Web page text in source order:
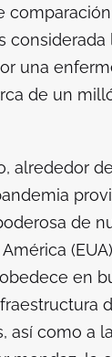
considerada
una
de un
alrededor
de
en
así como a